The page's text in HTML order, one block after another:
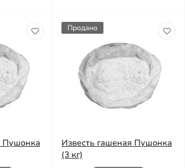
Пушонка
Продано
Известь гашеная Пушонка
(3 кг)